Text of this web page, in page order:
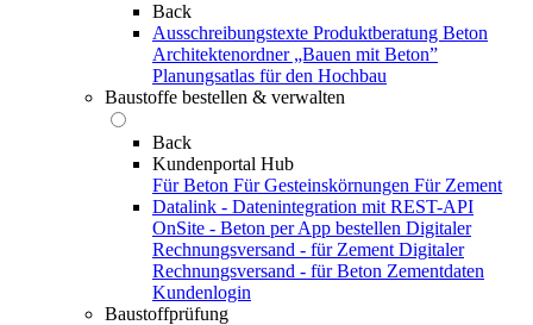
Back
Ausschreibungstexte Produktberatung Beton
Architektenordner „Bauen mit Beton”
Planungsatlas für den Hochbau
Baustoffe bestellen & verwalten
Back
Kundenportal Hub
Für Beton Für Gesteinskörnungen Für Zement
Datalink - Datenintegration mit REST-API
OnSite - Beton per App bestellen Digitaler
Rechnungsversand - für Zement Digitaler
Rechnungsversand - für Beton Zementdaten
Kundenlogin
Baustoffprüfung